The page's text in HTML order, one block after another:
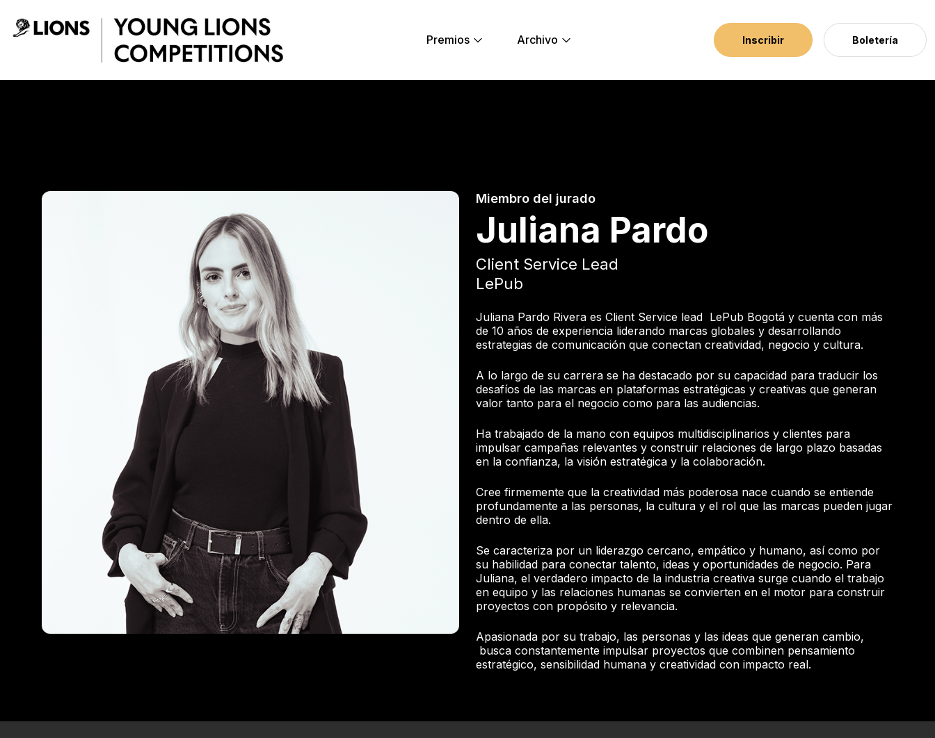
Premios
Archivo Inscribir Boletería
Miembro del jurado
Juliana Pardo
Client Service Lead
LePub
Juliana Pardo Rivera es Client Service lead LePub Bogotá y cuenta con más
de 10 años de experiencia liderando marcas globales y desarrollando
estrategias de comunicación que conectan creatividad, negocio y cultura.
A lo largo de su carrera se ha destacado por su capacidad para traducir los
desafíos de las marcas en plataformas estratégicas y creativas que generan
valor tanto para el negocio como para las audiencias.
Ha trabajado de la mano con equipos multidisciplinarios y clientes para
impulsar campañas relevantes y construir relaciones de largo plazo basadas
en la confianza, la visión estratégica y la colaboración.
Cree firmemente que la creatividad más poderosa nace cuando se entiende
profundamente a las personas, la cultura y el rol que las marcas pueden jugar
dentro de ella.
Se caracteriza por un liderazgo cercano, empático y humano, así como por
su habilidad para conectar talento, ideas y oportunidades de negocio. Para
Juliana, el verdadero impacto de la industria creativa surge cuando el trabajo
en equipo y las relaciones humanas se convierten en el motor para construir
proyectos con propósito y relevancia.
Apasionada por su trabajo, las personas y las ideas que generan cambio,
busca constantemente impulsar proyectos que combinen pensamiento
estratégico, sensibilidad humana y creatividad con impacto real.